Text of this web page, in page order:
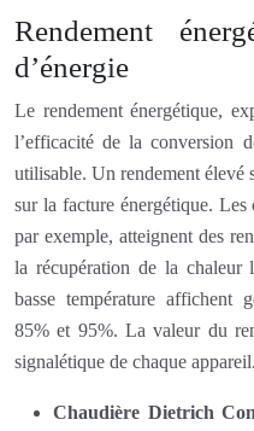
Rendement
d’énergie
Le rendement énergétique,
l’efficacité de la conversion
utilisable. Un rendement élevé
sur la facture énergétique.
par exemple, atteignent des
la récupération de la chaleur
basse température affichent
85% et 95%. La valeur du
signalétique de chaque appareil.
Chaudière Dietrich